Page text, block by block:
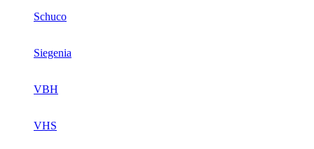
Schuco
Siegenia
VBH
VHS